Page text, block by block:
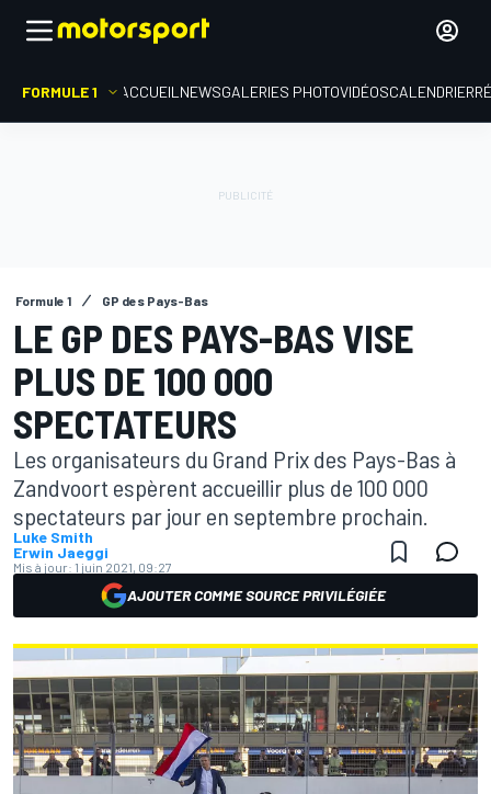
FORMULE 1 ACCUEIL NEWSGALERIES PHOTOVIDÉOSCALENDRIER
Formule 1 GP des Pays-Bas
LE GP DES PAYS-BAS VISE
PLUS DE 100 000
SPECTATEURS
Les organisateurs du Grand Prix des Pays-Bas à
Zandvoort espèrent accueillir plus de 100 000
spectateurs par jour en septembre prochain.
Luke Smith
Erwin Jaeggi
Mis à jour: 1 juin 2021, 09:27
AJOUTER COMME SOURCE PRIVILÉGIÉE